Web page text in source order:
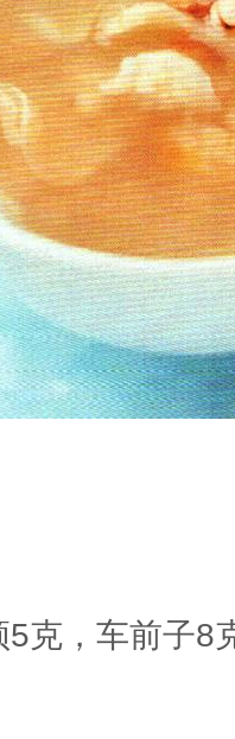
克，车前子8